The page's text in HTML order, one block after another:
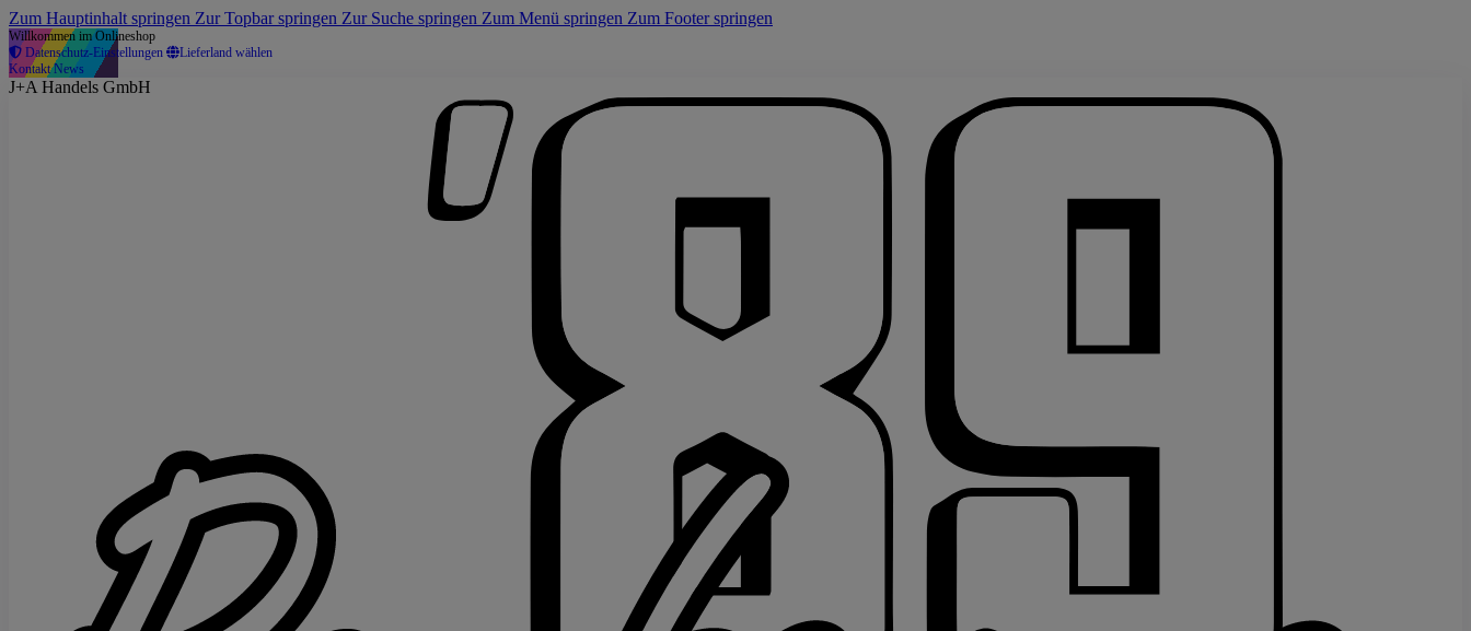
Zum Hauptinhalt springen Zur Topbar springen Zur Suche springen Zum Menü springen Zum Footer springen
Willkommen im Onlineshop
Datenschutz-Einstellungen
Lieferland wählen
KontaktNews
J+A Handels GmbH